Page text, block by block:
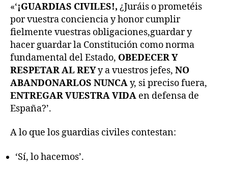
«‘¡GUARDIAS CIVILES!, ¿Juráis o prometéis
por vuestra conciencia y honor cumplir
fielmente vuestras obligaciones,guardar y
hacer guardar la Constitución como norma
fundamental del Estado, OBEDECER Y
RESPETAR AL REYy a vuestros jefes, NO
ABANDONARLOS NUNCAy, si preciso fuera,
ENTREGAR VUESTRA VIDA en defensa de
España?’.
A lo que los guardias civiles contestan:
‘Sí, lo hacemos’.